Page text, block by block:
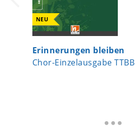
NEU
Erinnerungen bleiben
Chor-Einzelausgabe TTBB